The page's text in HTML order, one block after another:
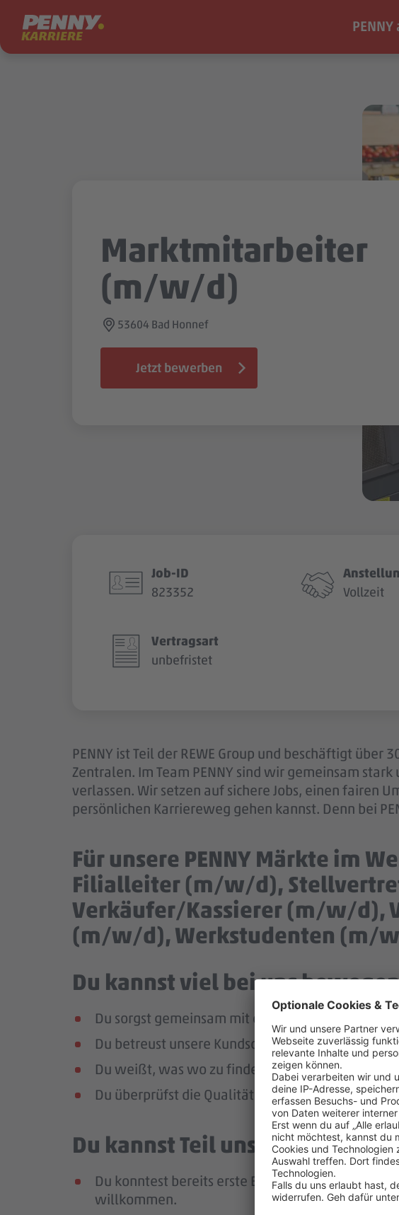
Zum Inhalt springen
Marktmitarbeiter
(m/w/d)
53604 Bad Honnef
Jetzt bewerben
Job-ID
823352
Vollzeit
Vertragsart
unbefristet
PENNY ist Teil der REWE Group und beschäftigt
Zentralen. Im Team PENNY sind wir gemeinsam
verlassen. Wir setzen auf sichere Jobs, einen fairen
persönlichen Karriereweg gehen kannst. Denn bei
Für unsere PENNY Märkte im
Filialleiter (m/w/d),
Verkäufer/Kassierer (m/w/d),
(m/w/d), Werkstudenten (m/
Du kannst viel bei uns
Du sorgst gemeinsam mit dem Team für einen
Du betreust unsere Kundschaft im Markt und an
Du weißt, was wo zu finden ist, und sorgst dafür,
Du überprüfst die Qualität und Frische unserer
Du kannst Teil unseres Teams
Du konntest bereits erste Erfahrungen im
willkommen.